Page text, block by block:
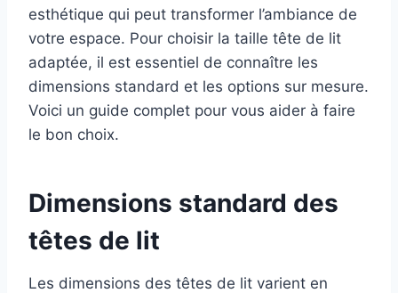
esthétique qui peut transformer l’ambiance de
votre espace. Pour choisir la taille tête de lit
adaptée, il est essentiel de connaître les
dimensions standard et les options sur mesure.
Voici un guide complet pour vous aider à faire
le bon choix.
Dimensions standard des
têtes de lit
Les dimensions des têtes de lit varient en